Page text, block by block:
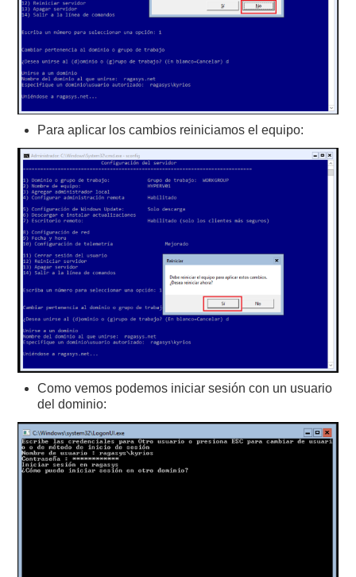
Para aplicar los cambios reiniciamos el equipo:
Como vemos podemos iniciar sesión con un usuario
del dominio: